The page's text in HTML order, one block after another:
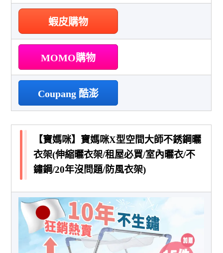
蝦皮購物
MOMO購物
Coupang 酷澎
【寶媽咪】寶媽咪X型空間大師不銹鋼曬
衣架(伸縮曬衣架/租屋必買/室內曬衣/不
鏽鋼/20年沒問題/防風衣架)